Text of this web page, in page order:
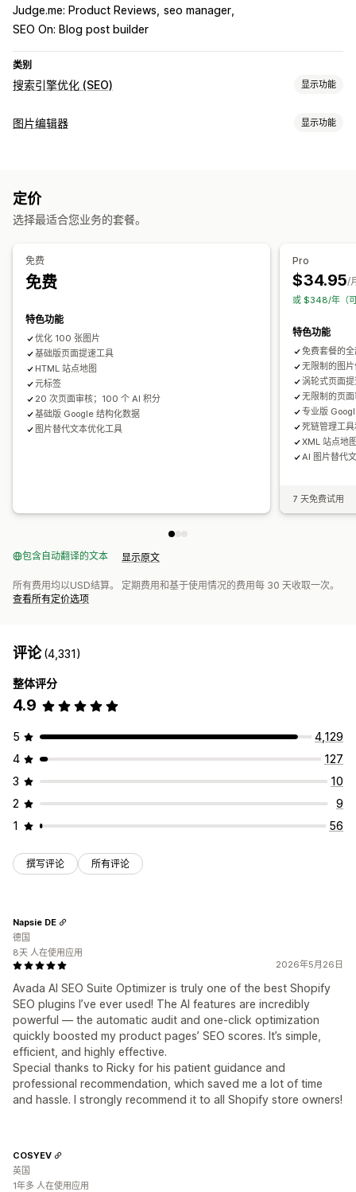
Judge.me: Product Reviews seo manager
SEO On: Blog post builder
类别
搜索引擎优化 (SEO) 显示功能
SEO 工具
本地 SEO
模板优化
监控绩效
SEO 评分
图片编辑器 显示功能
定价
选择最适合您业务的套餐。
免费
免费
特色功能
优化 100 张图片
基础版页面提速工具
HTML 站点地图
元标签
20 次页面审核；100 个 AI 积分
基础版 Google 结构化数据
图片替代文本优化工具
Pro
$34.95/
或 $348/年（
特色功能
免费套餐的
无限制的图
涡轮式页面
无限制的页
专业版
死链管理工
XML 站点地
AI 图片替代
7 天免费试用
包含自动翻译的文本 显示原文
所有费用均以USD结算。 定期费用和基于使用情况的费用每 30 天收取一次。
查看所有定价选项
评论(4,331)
整体评分
4.9
5
4,129
4
127
3
10
2
9
1
56
撰写评论 所有评论
2026年5月26日
Avada AI SEO Suite Optimizer is truly one of the best Shopify
SEO plugins I’ve ever used! The AI features are incredibly
powerful — the automatic audit and one-click optimization
quickly boosted my product pages’ SEO scores. It’s simple,
efficient, and highly effective.
Special thanks to Ricky for his patient guidance and
professional recommendation, which saved me a lot of time
and hassle. I strongly recommend it to all Shopify store owners!
Napsie DE
德国
8天 人在使用应用
COSYEV
英国
1年多 人在使用应用